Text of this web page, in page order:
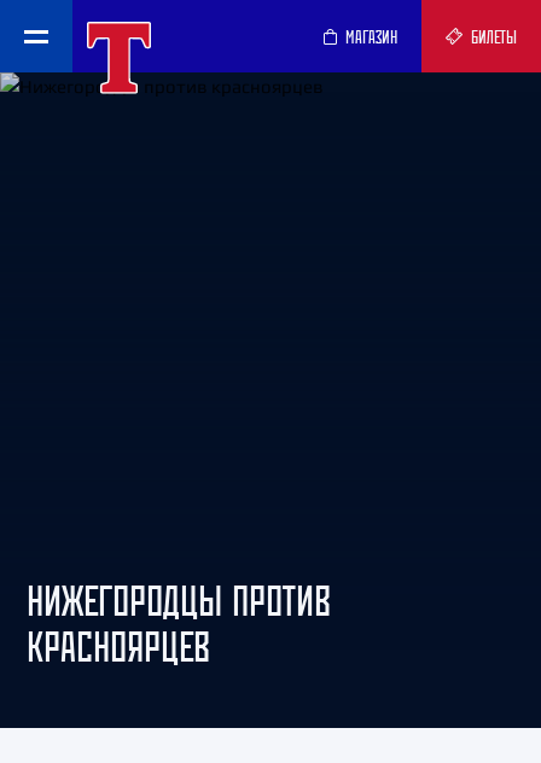
МАГАЗИН БИЛЕТЫ
НИЖЕГОРОДЦЫ ПРОТИВ
КРАСНОЯРЦЕВ